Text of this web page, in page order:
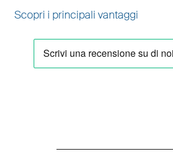
Scopri i principali vantaggi